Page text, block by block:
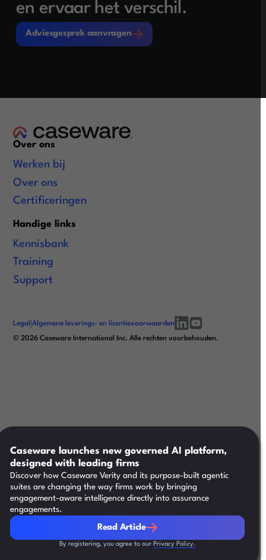
en ervaar het verschil.
Adviesgesprek aanvragen
Adviesgesprek aanvragen
Over ons
Werken bij
Over ons
Certificeringen
Handige links
Kennisbank
Training
Support
©2026 Caseware International Inc. Alle rechten voorbehouden.
Legal |Algemene leverings- en licentievoorwaarden
linkedinyoutube
Caseware launches new governed AI platform,
designed with leading firms
Discover how Caseware Verity and its purpose-built agentic
suites are changing the way firms work by bringing
engagement-aware intelligence directly into assurance
engagements.
Read Article
Read Article
By registering, you agree to our Privacy Policy.